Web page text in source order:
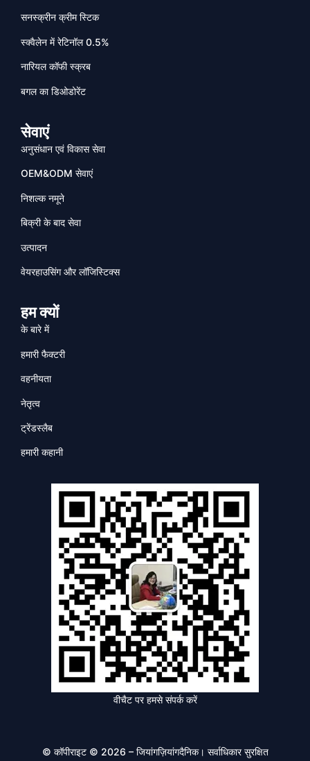
सनस्क्रीन क्रीम स्टिक
स्क्वैलेन में रेटिनॉल 0.5%
नारियल कॉफी स्क्रब
बगल का डिओडोरेंट
सेवाएं
अनुसंधान एवं विकास सेवा
OEM&ODM सेवाएं
निशल्क नमूने
बिक्री के बाद सेवा
उत्पादन
वेयरहाउसिंग और लॉजिस्टिक्स
हम क्यों
के बारे में
हमारी फैक्टरी
वहनीयता
नेतृत्व
ट्रेंडस्लैब
हमारी कहानी
वीचैट पर हमसे संपर्क करें
© कॉपीराइट © 2026 – जियांगज़ियांगदैनिक। सर्वाधिकार सुरक्षित